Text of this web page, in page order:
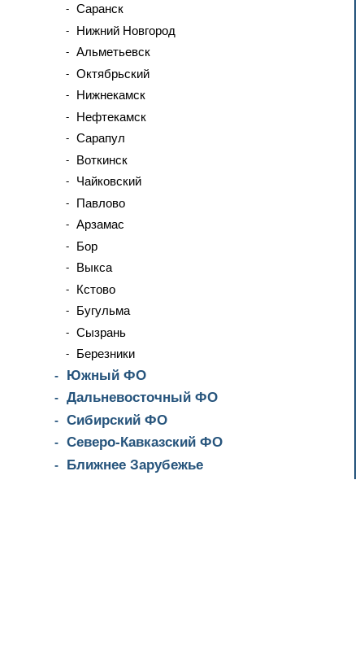
Саранск
Нижний Новгород
Альметьевск
Октябрьский
Нижнекамск
Нефтекамск
Сарапул
Воткинск
Чайковский
Павлово
Арзамас
Бор
Выкса
Кстово
Бугульма
Сызрань
Березники
Южный ФО
Дальневосточный ФО
Сибирский ФО
Северо-Кавказский ФО
Ближнее Зарубежье